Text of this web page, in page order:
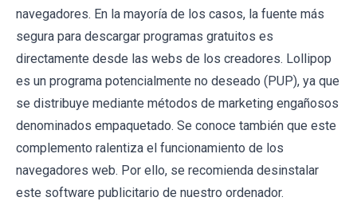
navegadores. En la mayoría de los casos, la fuente más
segura para descargar programas gratuitos es
directamente desde las webs de los creadores. Lollipop
es un programa potencialmente no deseado (PUP), ya que
se distribuye mediante métodos de marketing engañosos
denominados empaquetado. Se conoce también que este
complemento ralentiza el funcionamiento de los
navegadores web. Por ello, se recomienda desinstalar
este software publicitario de nuestro ordenador.